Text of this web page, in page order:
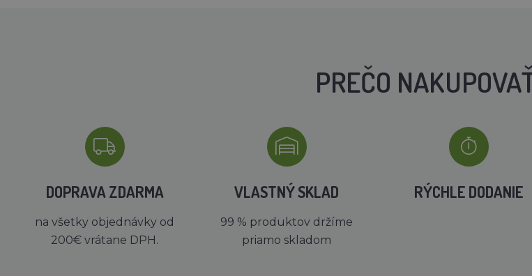
PREČO
DOPRAVA ZDARMA
na všetky objednávky od
200€ vrátane DPH.
VLASTNÝ SKLAD
99 % produktov držíme
priamo skladom
RÝCHLE DODANIE